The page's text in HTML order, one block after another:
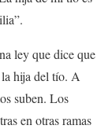
ley que dice que
hija del tío. A
suben. Los
en otras ramas